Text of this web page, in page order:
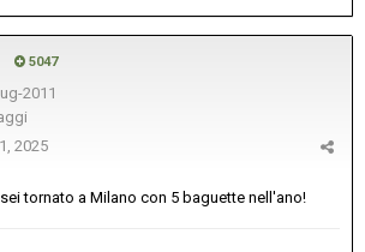
5047
2011
2025
tornato a Milano con 5 baguette nell'ano!